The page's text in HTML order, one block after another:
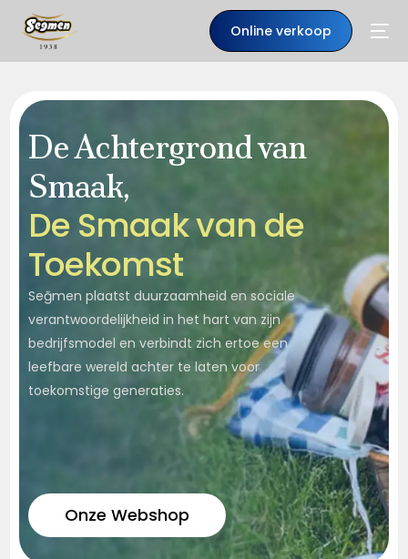
Online verkoop
De Achtergrond van
Smaak,
DeSmaakvande
Toekomst
Seğmen plaatst duurzaamheid en sociale
verantwoordelijkheid in het hart van zijn
bedrijfsmodel en verbindt zich ertoe een
leefbare wereld achter te laten voor
toekomstige generaties.
Onze Webshop
NL